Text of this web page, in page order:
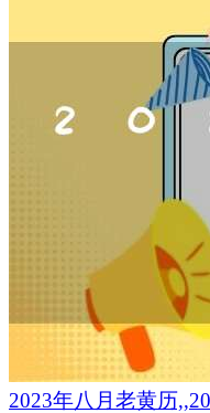
2023年八月老黄历